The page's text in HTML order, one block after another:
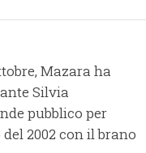
Mazara ha
Silvia
pubblico per
2002 con il brano